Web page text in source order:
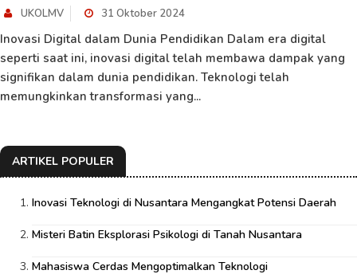
UKOLMV 31 Oktober 2024
Inovasi Digital dalam Dunia Pendidikan Dalam era digital
seperti saat ini, inovasi digital telah membawa dampak yang
signifikan dalam dunia pendidikan. Teknologi telah
memungkinkan transformasi yang...
ARTIKEL POPULER
Inovasi Teknologi di Nusantara Mengangkat Potensi Daerah
Misteri Batin Eksplorasi Psikologi di Tanah Nusantara
Mahasiswa Cerdas Mengoptimalkan Teknologi